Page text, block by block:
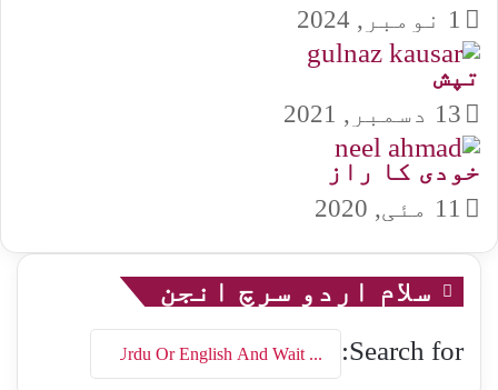
1 نومبر, 2024
تپش
13 دسمبر, 2021
خودی کا راز
11 مئی, 2020
سلام اردو سرچ انجن
Search for: